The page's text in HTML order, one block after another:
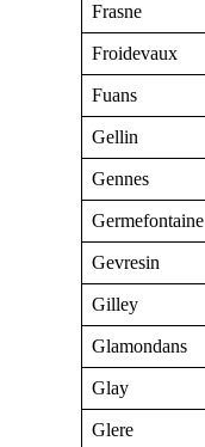
Frasne
Froidevaux
Fuans
Gellin
Gennes
Germefontaine
Gevresin
Gilley
Glamondans
Glay
Glere